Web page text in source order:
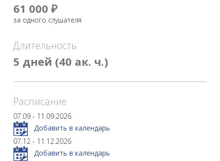
61 000 ₽
за одного слушателя
Длительность
5 дней (40 ак. ч.)
Расписание
07.09 - 11.09.2026
Добавить в календарь
07.12 - 11.12.2026
Добавить в календарь